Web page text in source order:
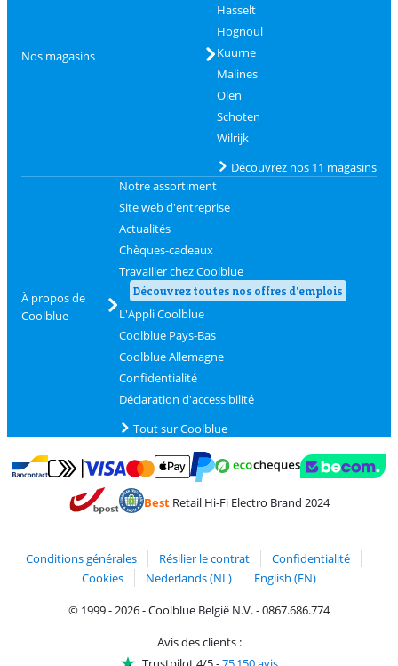
Nos magasins
Hasselt
Hognoul
Kuurne
Malines
Olen
Schoten
Wilrijk
Découvrez nos 11 magasins
À propos de
Coolblue
Notre assortiment
Site web d'entreprise
Actualités
Chèques-cadeaux
Travailler chez Coolblue
Découvrez toutes nos offres d'emplois
L'Appli Coolblue
Coolblue Pays-Bas
Coolblue Allemagne
Confidentialité
Déclaration d'accessibilité
Tout sur Coolblue
Payer avec Bancontact
Payer avec MasterCard et Visa via ClickToPay
BestRetail Hi-Fi Electro Brand 2024
Conditions générales Résilier le contrat
Confidentialité
Cookies
Nederlands (NL)
English (EN)
© 1999 - 2026 - Coolblue België N.V. - 0867.686.774
Avis des clients :